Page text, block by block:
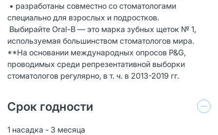
• разработаны совместно со стоматологами
специально для взрослых и подростков.
Выбирайте Oral-B — это марка зубных щеток № 1,
используемая большинством стоматологов мира.
**На основании международных опросов P&G,
проводимых среди репрезентативной выборки
стоматологов регулярно, в т. ч. в 2013-2019 гг.
Срок годности
1 насадка - 3 месяца